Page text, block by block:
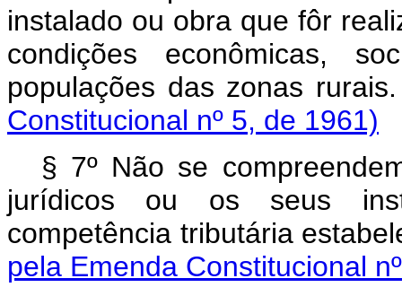
instalado ou obra que fôr
condições econômicas,
populações das zonas
Constitucional nº 5, de 1961)
§ 7º Não se
jurídicos ou os seus
competência tributária
pela Emenda Constitucional